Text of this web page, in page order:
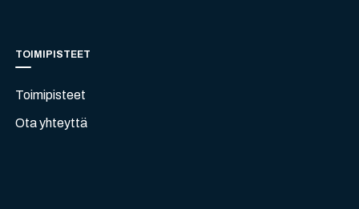
TOIMIPISTEET
Toimipisteet
Ota yhteyttä